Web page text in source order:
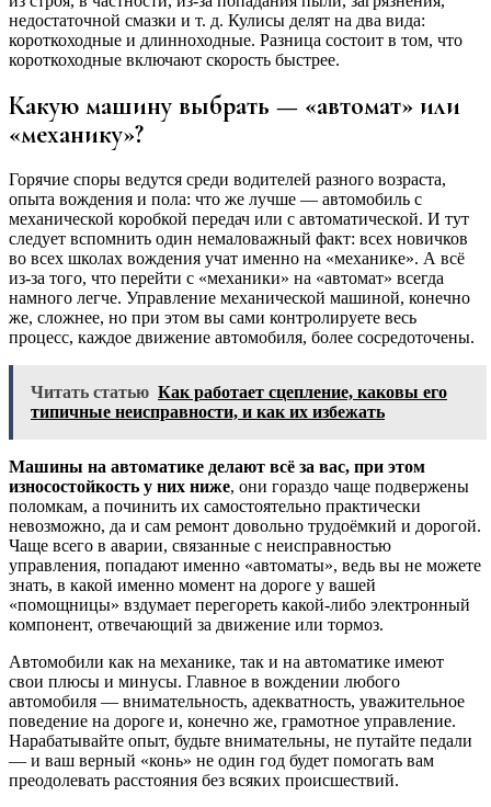
недостаточной смазки и т. д. Кулисы делят на два вида:
короткоходные и длинноходные. Разница состоит в том, что
короткоходные включают скорость быстрее.
Какую машину выбрать — «автомат» или
«механику»?
Горячие споры ведутся среди водителей разного возраста,
опыта вождения и пола: что же лучше — автомобиль с
механической коробкой передач или с автоматической. И тут
следует вспомнить один немаловажный факт: всех новичков
во всех школах вождения учат именно на «механике». А всё
из-за того, что перейти с «механики» на «автомат» всегда
намного легче. Управление механической машиной, конечно
же, сложнее, но при этом вы сами контролируете весь
процесс, каждое движение автомобиля, более сосредоточены.
Читать статью Как работает сцепление, каковы его
типичные неисправности, и как их избежать
Машины на автоматике делают всё за вас, при этом
износостойкость у них ниже, они гораздо чаще подвержены
поломкам, а починить их самостоятельно практически
невозможно, да и сам ремонт довольно трудоёмкий и дорогой.
Чаще всего в аварии, связанные с неисправностью
управления, попадают именно «автоматы», ведь вы не можете
знать, в какой именно момент на дороге у вашей
«помощницы» вздумает перегореть какой-либо электронный
компонент, отвечающий за движение или тормоз.
Автомобили как на механике, так и на автоматике имеют
свои плюсы и минусы. Главное в вождении любого
автомобиля — внимательность, адекватность, уважительное
поведение на дороге и, конечно же, грамотное управление.
Нарабатывайте опыт, будьте внимательны, не путайте педали
— и ваш верный «конь» не один год будет помогать вам
преодолевать расстояния без всяких происшествий.